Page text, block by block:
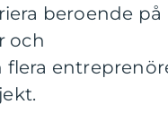
beroende på
och
flera